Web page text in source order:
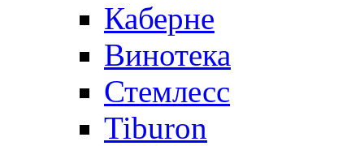
Каберне
Винотека
Стемлесс
Tiburon